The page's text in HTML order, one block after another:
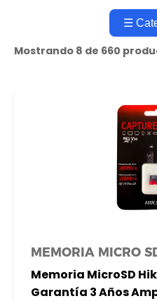
☰
Mostrando 8 de 660
MEMORIA MICRO
Memoria MicroSD
Garantía 3 Años